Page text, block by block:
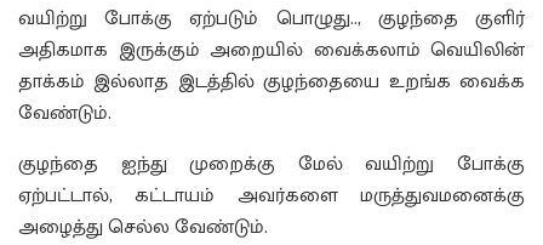
வயிற்று போக்கு ஏற்படும் பொழுது.., குழந்தை குளிர்
அதிகமாக இருக்கும் அறையில் வைக்கலாம் வெயிலின்
தாக்கம் இல்லாத இடத்தில் குழந்தையை உறங்க வைக்க
வேண்டும்.
குழந்தை ஐந்து முறைக்கு மேல் வயிற்று போக்கு
ஏற்பட்டால், கட்டாயம் அவர்களை மருத்துவமனைக்கு
அழைத்து செல்ல வேண்டும்.